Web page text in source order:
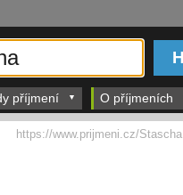
příjmení O příjmeních
https://www.prijmeni.cz/Stascha